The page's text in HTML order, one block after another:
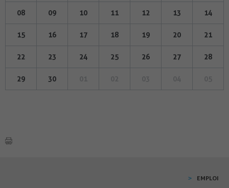
08 09 10 11 12 13 14
15 16 17 18 19 20 21
22 23 24 25 26 27 28
29 30
EMPLOI